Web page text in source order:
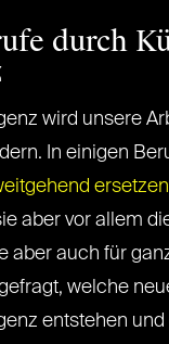
durch
wird unsere
In einigen
ersetzen
aber vor allem
aber auch für
welche
entstehen